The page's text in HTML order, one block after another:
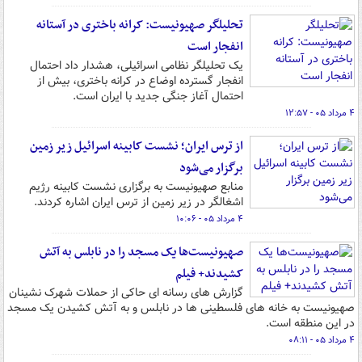
تحلیلگر صهیونیست: کرانه باختری در آستانه
انفجار است
یک تحلیلگر نظامی اسرائیلی، هشدار داد احتمال
انفجار گسترده اوضاع در کرانه باختری، بیش از
احتمال آغاز جنگی جدید با ایران است.
۴ مرداد ۰۵ - ۱۲:۵۷
از ترس ایران؛ نشست کابینه اسرائیل زیر زمین
برگزار می‌شود
منابع صهیونیست به برگزاری نشست کابینه رژیم
اشغالگر در زیر زمین از ترس ایران اشاره کردند.
۴ مرداد ۰۵ - ۱۰:۰۶
صهیونیست‌ها یک مسجد را در نابلس به آتش
کشیدند+ فیلم
گزارش های رسانه ای حاکی از حملات شهرک نشینان
صهیونیست به خانه های فلسطینی ها در نابلس و به آتش کشیدن یک مسجد
در این منطقه است.
۴ مرداد ۰۵ - ۰۸:۱۱